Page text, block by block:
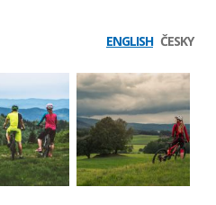
ENGLISH ČESKY